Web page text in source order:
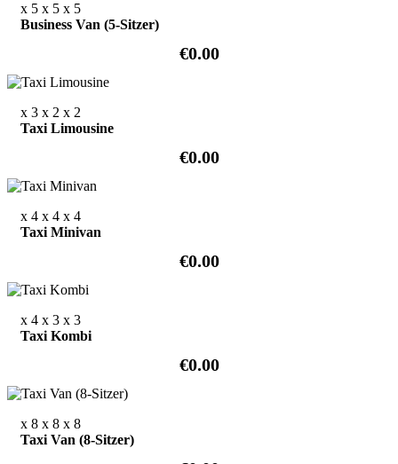
x 5 x 5 x 5
Business Van (5-Sitzer)
€0.00
x 3 x 2 x 2
Taxi Limousine
€0.00
x 4 x 4 x 4
Taxi Minivan
€0.00
x 4 x 3 x 3
Taxi Kombi
€0.00
x 8 x 8 x 8
Taxi Van (8-Sitzer)